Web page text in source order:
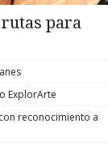
para
ExplorArte
reconocimiento a